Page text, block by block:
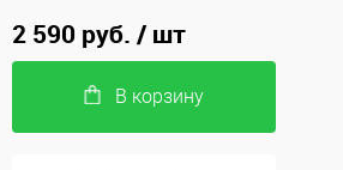
2 590 руб. / шт
В корзину